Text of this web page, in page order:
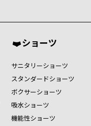
ショーツ
サニタリーショーツ
スタンダードショーツ
ボクサーショーツ
吸水ショーツ
機能性ショーツ